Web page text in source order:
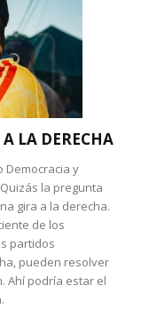
LA DERECHA
Democracia y
la pregunta
gira a la derecha.
de los
partidos
pueden resolver
Ahí podría estar el